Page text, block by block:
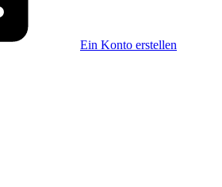
Ein Konto erstellen